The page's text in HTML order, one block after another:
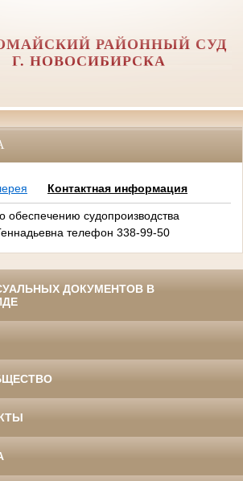
РАЙОННЫЙ СУД
Г. НОВОСИБИРСКА
Контактная информация
обеспечению судопроизводства
телефон 338-99-50
ДОКУМЕНТОВ В